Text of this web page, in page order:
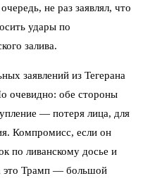
не раз заявлял, что
удары по
залива.
заявлений из Тегерана
очевидно: обе стороны
— потеря лица, для
Компромисс, если он
по ливанскому досье и
это Трамп — большой